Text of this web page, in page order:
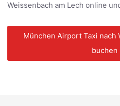
Weissenbach am Lech online
München Airport Taxi nach